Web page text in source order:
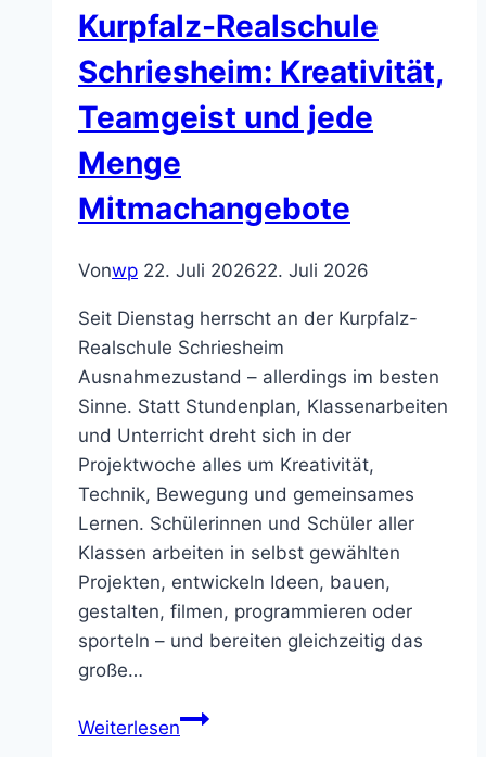
Kurpfalz-Realschule
Schriesheim: Kreativität,
Teamgeist und jede
Menge
Mitmachangebote
Vonwp 22. Juli 202622. Juli 2026
Seit Dienstag herrscht an der Kurpfalz-
Realschule Schriesheim
Ausnahmezustand – allerdings im besten
Sinne. Statt Stundenplan, Klassenarbeiten
und Unterricht dreht sich in der
Projektwoche alles um Kreativität,
Technik, Bewegung und gemeinsames
Lernen. Schülerinnen und Schüler aller
Klassen arbeiten in selbst gewählten
Projekten, entwickeln Ideen, bauen,
gestalten, filmen, programmieren oder
sporteln – und bereiten gleichzeitig das
große…
WeiterlesenProjektwoche